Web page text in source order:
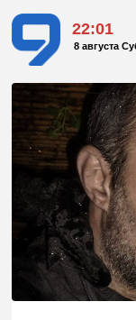
22:02
8 августа